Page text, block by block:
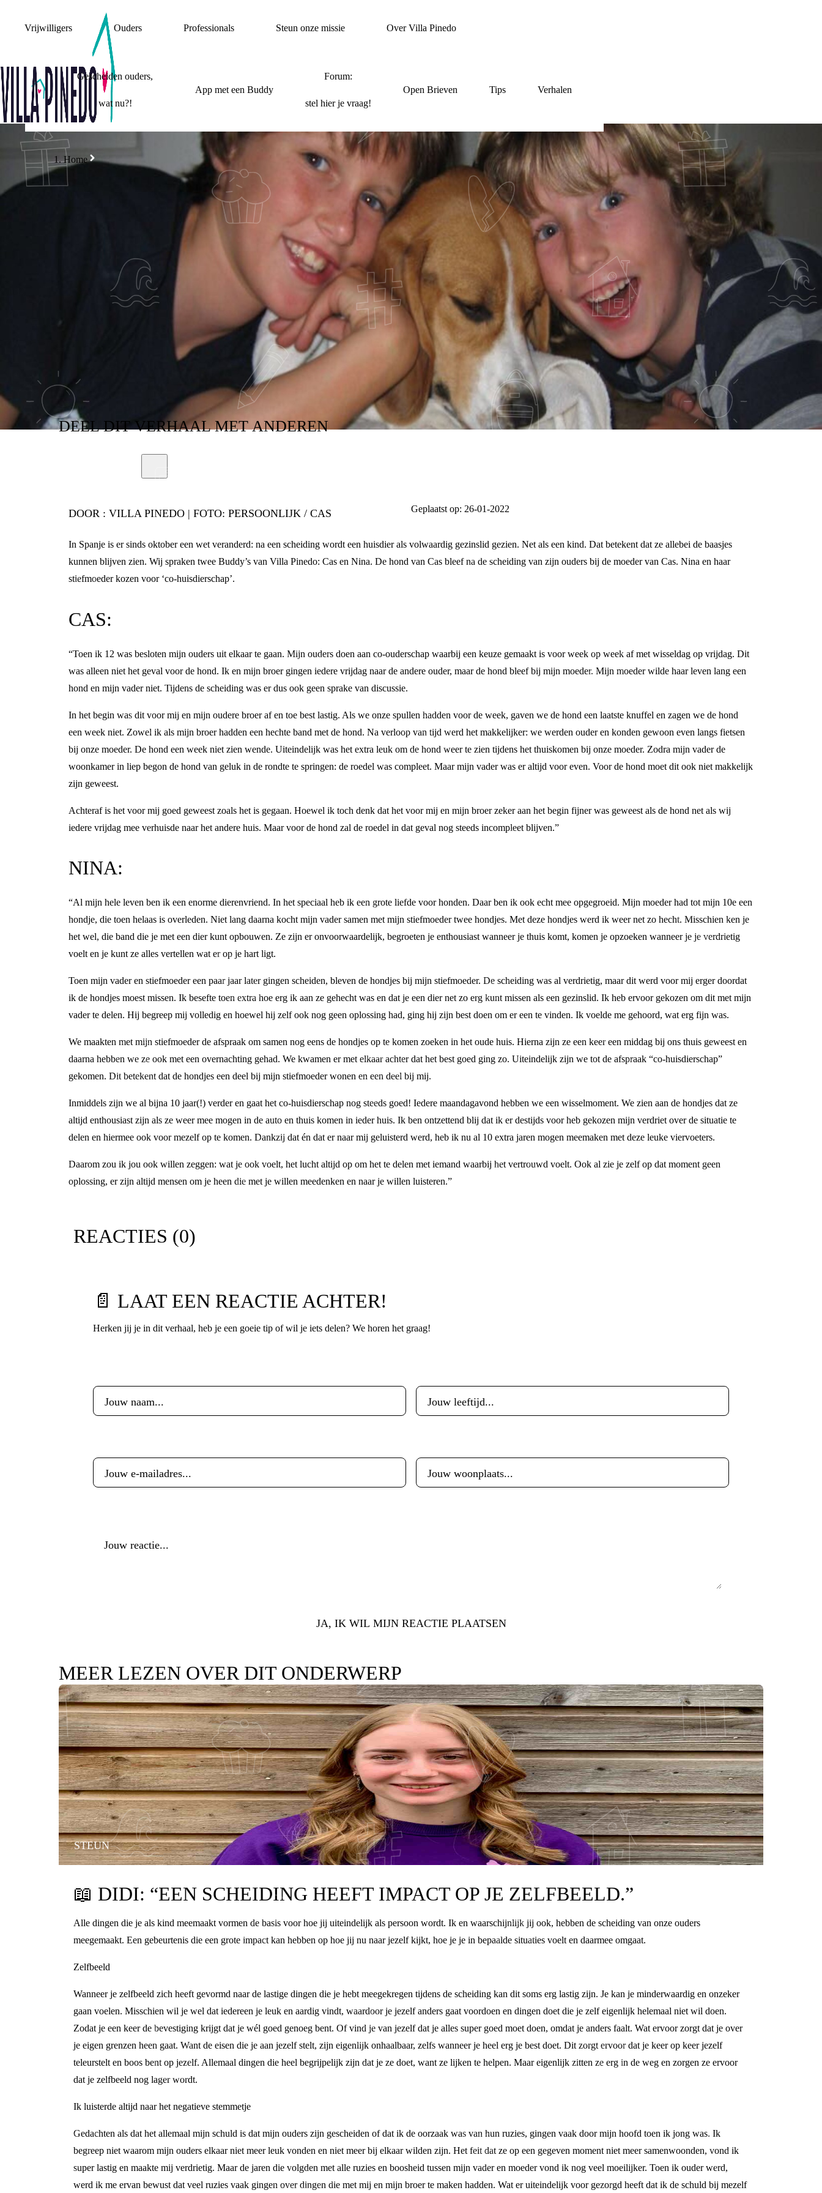
Vrijwilligers Ouders Professionals Steun onze missie Over Villa Pinedo
Gescheiden ouders,
wat nu?!
App met een Buddy
Forum:
stel hier je vraag!
Open Brieven Tips Verhalen
Home
MIJN WOONSITUATIE LIEFDE
CO-HUISDIERSCHAP? IN SPANJE WEL!
DEELDIT VERHAALMET ANDEREN
DOOR : VILLA PINEDO | FOTO: PERSOONLIJK / CAS Geplaatst op: 26-01-2022
In Spanje is er sinds oktober een wet veranderd: na een scheiding wordt een huisdier als volwaardig gezinslid gezien. Net als een kind. Dat betekent dat ze allebei de baasjes
kunnen blijven zien. Wij spraken twee Buddy’s van Villa Pinedo: Cas en Nina. De hond van Cas bleef na de scheiding van zijn ouders bij de moeder van Cas. Nina en haar
stiefmoeder kozen voor ‘co-huisdierschap’.
CAS:
“Toen ik 12 was besloten mijn ouders uit elkaar te gaan. Mijn ouders doen aan co-ouderschap waarbij een keuze gemaakt is voor week op week af met wisseldag op vrijdag. Dit
was alleen niet het geval voor de hond. Ik en mijn broer gingen iedere vrijdag naar de andere ouder, maar de hond bleef bij mijn moeder. Mijn moeder wilde haar leven lang een
hond en mijn vader niet. Tijdens de scheiding was er dus ook geen sprake van discussie.
In het begin was dit voor mij en mijn oudere broer af en toe best lastig. Als we onze spullen hadden voor de week, gaven we de hond een laatste knuffel en zagen we de hond
een week niet. Zowel ik als mijn broer hadden een hechte band met de hond. Na verloop van tijd werd het makkelijker: we werden ouder en konden gewoon even langs fietsen
bij onze moeder. De hond een week niet zien wende. Uiteindelijk was het extra leuk om de hond weer te zien tijdens het thuiskomen bij onze moeder. Zodra mijn vader de
woonkamer in liep begon de hond van geluk in de rondte te springen: de roedel was compleet. Maar mijn vader was er altijd voor even. Voor de hond moet dit ook niet makkelijk
zijn geweest.
Achteraf is het voor mij goed geweest zoals het is gegaan. Hoewel ik toch denk dat het voor mij en mijn broer zeker aan het begin fijner was geweest als de hond net als wij
iedere vrijdag mee verhuisde naar het andere huis. Maar voor de hond zal de roedel in dat geval nog steeds incompleet blijven.”
NINA:
“Al mijn hele leven ben ik een enorme dierenvriend. In het speciaal heb ik een grote liefde voor honden. Daar ben ik ook echt mee opgegroeid. Mijn moeder had tot mijn 10e een
hondje, die toen helaas is overleden. Niet lang daarna kocht mijn vader samen met mijn stiefmoeder twee hondjes. Met deze hondjes werd ik weer net zo hecht. Misschien ken je
het wel, die band die je met een dier kunt opbouwen. Ze zijn er onvoorwaardelijk, begroeten je enthousiast wanneer je thuis komt, komen je opzoeken wanneer je je verdrietig
voelt en je kunt ze alles vertellen wat er op je hart ligt.
Toen mijn vader en stiefmoeder een paar jaar later gingen scheiden, bleven de hondjes bij mijn stiefmoeder. De scheiding was al verdrietig, maar dit werd voor mij erger doordat
ik de hondjes moest missen. Ik besefte toen extra hoe erg ik aan ze gehecht was en dat je een dier net zo erg kunt missen als een gezinslid. Ik heb ervoor gekozen om dit met mijn
vader te delen. Hij begreep mij volledig en hoewel hij zelf ook nog geen oplossing had, ging hij zijn best doen om er een te vinden. Ik voelde me gehoord, wat erg fijn was.
We maakten met mijn stiefmoeder de afspraak om samen nog eens de hondjes op te komen zoeken in het oude huis. Hierna zijn ze een keer een middag bij ons thuis geweest en
daarna hebben we ze ook met een overnachting gehad. We kwamen er met elkaar achter dat het best goed ging zo. Uiteindelijk zijn we tot de afspraak “co-huisdierschap”
gekomen. Dit betekent dat de hondjes een deel bij mijn stiefmoeder wonen en een deel bij mij.
Inmiddels zijn we al bijna 10 jaar(!) verder en gaat het co-huisdierschap nog steeds goed! Iedere maandagavond hebben we een wisselmoment. We zien aan de hondjes dat ze
altijd enthousiast zijn als ze weer mee mogen in de auto en thuis komen in ieder huis. Ik ben ontzettend blij dat ik er destijds voor heb gekozen mijn verdriet over de situatie te
delen en hiermee ook voor mezelf op te komen. Dankzij dat én dat er naar mij geluisterd werd, heb ik nu al 10 extra jaren mogen meemaken met deze leuke viervoeters.
Daarom zou ik jou ook willen zeggen: wat je ook voelt, het lucht altijd op om het te delen met iemand waarbij het vertrouwd voelt. Ook al zie je zelf op dat moment geen
oplossing, er zijn altijd mensen om je heen die met je willen meedenken en naar je willen luisteren.”
REACTIES (0)
📄 LAAT EEN REACTIE ACHTER!
Herken jij je in dit verhaal, heb je een goeie tip of wil je iets delen? We horen het graag!
JA, IK WIL MIJN REACTIE PLAATSEN
MEER LEZEN OVER DIT ONDERWERP
STEUN
📖 DIDI: “EEN SCHEIDING HEEFT IMPACT OP JE ZELFBEELD.”
Alle dingen die je als kind meemaakt vormen de basis voor hoe jij uiteindelijk als persoon wordt. Ik en waarschijnlijk jij ook, hebben de scheiding van onze ouders
meegemaakt. Een gebeurtenis die een grote impact kan hebben op hoe jij nu naar jezelf kijkt, hoe je je in bepaalde situaties voelt en daarmee omgaat.
Zelfbeeld
Wanneer je zelfbeeld zich heeft gevormd naar de lastige dingen die je hebt meegekregen tijdens de scheiding kan dit soms erg lastig zijn. Je kan je minderwaardig en onzeker
gaan voelen. Misschien wil je wel dat iedereen je leuk en aardig vindt, waardoor je jezelf anders gaat voordoen en dingen doet die je zelf eigenlijk helemaal niet wil doen.
Zodat je een keer de bevestiging krijgt dat je wél goed genoeg bent. Of vind je van jezelf dat je alles super goed moet doen, omdat je anders faalt. Wat ervoor zorgt dat je over
je eigen grenzen heen gaat. Want de eisen die je aan jezelf stelt, zijn eigenlijk onhaalbaar, zelfs wanneer je heel erg je best doet. Dit zorgt ervoor dat je keer op keer jezelf
teleurstelt en boos bent op jezelf. Allemaal dingen die heel begrijpelijk zijn dat je ze doet, want ze lijken te helpen. Maar eigenlijk zitten ze erg in de weg en zorgen ze ervoor
dat je zelfbeeld nog lager wordt.
Ik luisterde altijd naar het negatieve stemmetje
Gedachten als dat het allemaal mijn schuld is dat mijn ouders zijn gescheiden of dat ik de oorzaak was van hun ruzies, gingen vaak door mijn hoofd toen ik jong was. Ik
begreep niet waarom mijn ouders elkaar niet meer leuk vonden en niet meer bij elkaar wilden zijn. Het feit dat ze op een gegeven moment niet meer samenwoonden, vond ik
super lastig en maakte mij verdrietig. Maar de jaren die volgden met alle ruzies en boosheid tussen mijn vader en moeder vond ik nog veel moeilijker. Toen ik ouder werd,
werd ik me ervan bewust dat veel ruzies vaak gingen over dingen die met mij en mijn broer te maken hadden. Wat er uiteindelijk voor gezorgd heeft dat ik de schuld bij mezelf